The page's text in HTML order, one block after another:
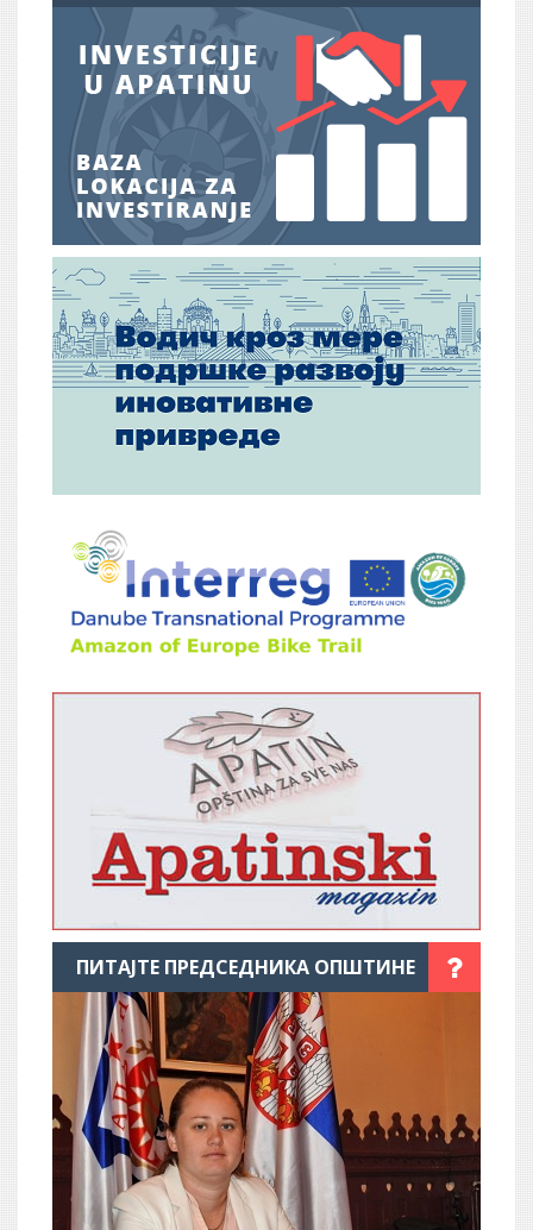
ПИТАЈТЕ ПРЕДСЕДНИКА ОПШТИНЕ